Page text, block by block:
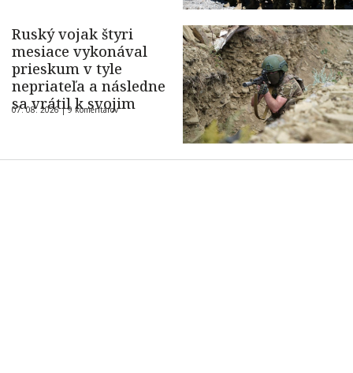
Ruský vojak štyri
mesiace vykonával
prieskum v tyle
nepriateľa a následne
sa vrátil k svojim
07. 08. 2026 |9 komentárov